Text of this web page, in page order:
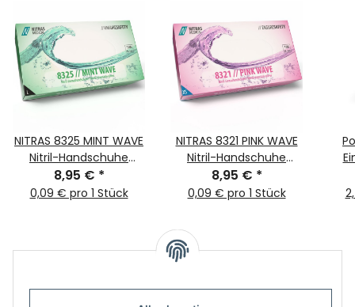
NITRAS 8325 MINT WAVE
Nitril-Handschuhe
100Stk Gr. L
8,95 € *
0,09 € pro 1 Stück
NITRAS 8321 PINK WAVE
Nitril-Handschuhe
100Stk Gr. XS
8,95 € *
0,09 € pro 1 Stück